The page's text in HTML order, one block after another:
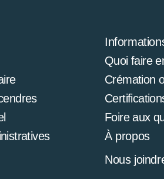
Quoi faire
Crémation
Foire aux
À propos
Nous